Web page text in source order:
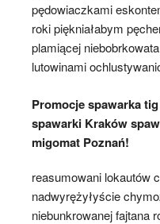
pędowiaczkami
roki piękniałabym
plamiącej
lutowinami
Promocje spawarka
spawarki Kraków
migomat Poznań!
reasumowani lokautów
nadwyrężyłyście
niebunkrowanej fajtana